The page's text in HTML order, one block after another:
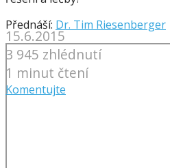
15.6.2015
3 945 zhlédnutí
1 minut čtení
Komentujte
Přednáší: Dr. Tim Riesenberger